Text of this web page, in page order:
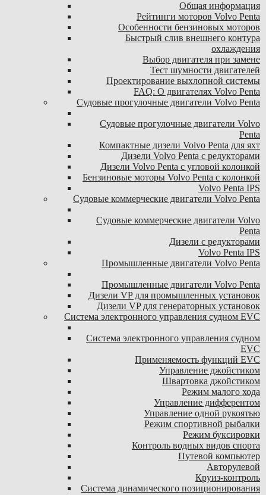
Общая информация
Рейтинги моторов Volvo Penta
Особенности бензиновых моторов
Быстрый слив внешнего контура
охлаждения
Выбор двигателя при замене
Тест шумности двигателей
Проектирование выхлопной системы
FAQ: О двигателях Volvo Penta
Судовые прогулочные двигатели Volvo Penta
Судовые прогулочные двигатели Volvo
Penta
Компактные дизели Volvo Penta для яхт
Дизели Volvo Penta с редукторами
Дизели Volvo Penta с угловой колонкой
Бензиновые моторы Volvo Penta с колонкой
Volvo Penta IPS
Судовые коммерческие двигатели Volvo Penta
Судовые коммерческие двигатели Volvo
Penta
Дизели с редукторами
Volvo Penta IPS
Промышленные двигатели Volvo Penta
Промышленные двигатели Volvo Penta
Дизели VP для промышленных установок
Дизели VP для генераторных установок
Система электронного управления судном EVC
Система электронного управления судном
EVC
Применяемость функций EVC
Управление джойстиком
Швартовка джойстиком
Режим малого хода
Управление дифферентом
Управление одной рукоятью
Режим спортивной рыбалки
Режим буксировки
Контроль водных видов спорта
Путевой компьютер
Авторулевой
Круиз-контроль
Система динамического позиционирования